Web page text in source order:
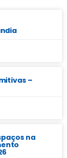
–
na